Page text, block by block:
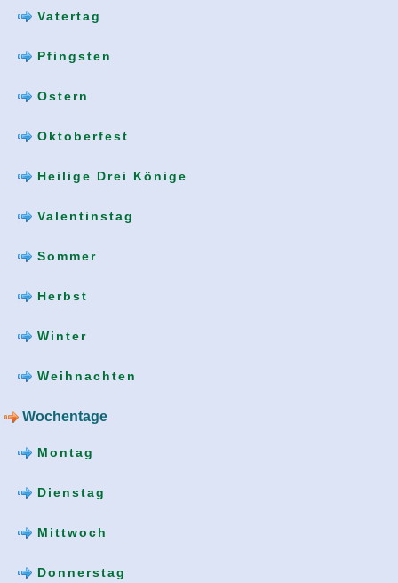
Vatertag
Pfingsten
Ostern
Oktoberfest
Heilige Drei Könige
Valentinstag
Sommer
Herbst
Winter
Weihnachten
Wochentage
Montag
Dienstag
Mittwoch
Donnerstag